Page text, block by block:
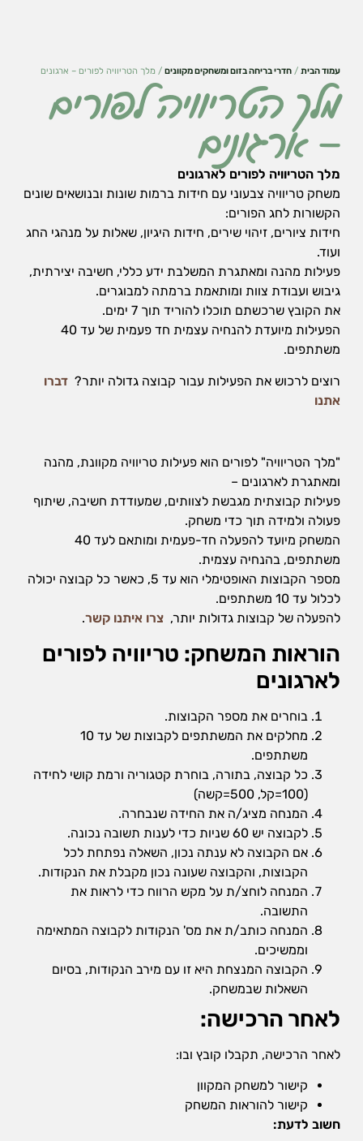
עמוד הבית/ חדרי בריחה בזום ומשחקים מקוונים/ מלך הטריוויה לפורים – ארגונים
מלך הטריוויה לפורים
– ארגונים
מלך הטריוויה לפורים לארגונים
משחק טריוויה צבעוני עם חידות ברמות שונות ובנושאים שונים
הקשורות לחג הפורים:
חידות ציורים, זיהוי שירים, חידות היגיון, שאלות על מנהגי החג
ועוד.
פעילות מהנה ומאתגרת המשלבת ידע כללי, חשיבה יצירתית,
גיבוש ועבודת צוות ומותאמת ברמתה למבוגרים.
את הקובץ שרכשתם תוכלו להוריד תוך 7 ימים.
הפעילות מיועדת להנחיה עצמית חד פעמית של עד 40
משתתפים.
רוצים לרכוש את הפעילות עבור קבוצה גדולה יותר? דברו
אתנו
"מלך הטריוויה" לפורים הוא פעילות טריוויה מקוונת, מהנה
ומאתגרת לארגונים –
פעילות קבוצתית מגבשת לצוותים, שמעודדת חשיבה, שיתוף
פעולה ולמידה תוך כדי משחק.
המשחק מיועד להפעלה חד-פעמית ומותאם לעד 40
משתתפים, בהנחיה עצמית.
מספר הקבוצות האופטימלי הוא עד 5, כאשר כל קבוצה יכולה
לכלול עד 10 משתתפים.
להפעלה של קבוצות גדולות יותר, צרו איתנו קשר.
הוראות המשחק: טריוויה לפורים
לארגונים
בוחרים את מספר הקבוצות.
מחלקים את המשתתפים לקבוצות של עד 10
משתתפים.
כל קבוצה, בתורה, בוחרת קטגוריה ורמת קושי לחידה
(100=קל, 500=קשה)
המנחה מציג/ה את החידה שנבחרה.
לקבוצה יש 60 שניות כדי לענות תשובה נכונה.
אם הקבוצה לא ענתה נכון, השאלה נפתחת לכל
הקבוצות, והקבוצה שעונה נכון מקבלת את הנקודות.
המנחה לוחצ/ת על מקש הרווח כדי לראות את
התשובה.
המנחה כותב/ת את מס' הנקודות לקבוצה המתאימה
וממשיכים.
הקבוצה המנצחת היא זו עם מירב הנקודות, בסיום
השאלות שבמשחק.
לאחר הרכישה:
לאחר הרכישה, תקבלו קובץ ובו:
קישור למשחק המקוון
קישור להוראות המשחק
חשוב לדעת:
הכרחי
את
העוגיות
האלה
אי
אפשר
הן
בשביל
כמו
סטטיסטיקה
ואנליזות
כדי שנוכל
להמשיך
ולשפר את
האתר שלנו,
אנחנו
באיסוף
סטטיסטים
מתקדמות של
אופן השימוש
גלישה
שהאתר
שלנו יעבוד
הטובה
ביותר בזמן
הביקור
שלכם. אם
תבחרו לא
לאפשר
עוגיות אלה,
מהפונקציות
באתר לא
יהיו זמינות.
שיווק
על-ידי
שיתוף